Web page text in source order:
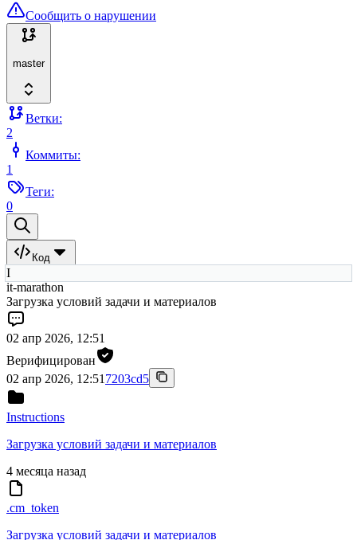
Сообщить о нарушении
master
Ветки:
2
Коммиты:
1
Теги:
0
Код
I
it-marathon
Загрузка условий задачи и материалов
02 апр 2026, 12:51
Верифицирован
02 апр 2026, 12:51 7203cd5
Instructions
Загрузка условий задачи и материалов
4 месяца назад
.cm_token
Загрузка условий задачи и материалов